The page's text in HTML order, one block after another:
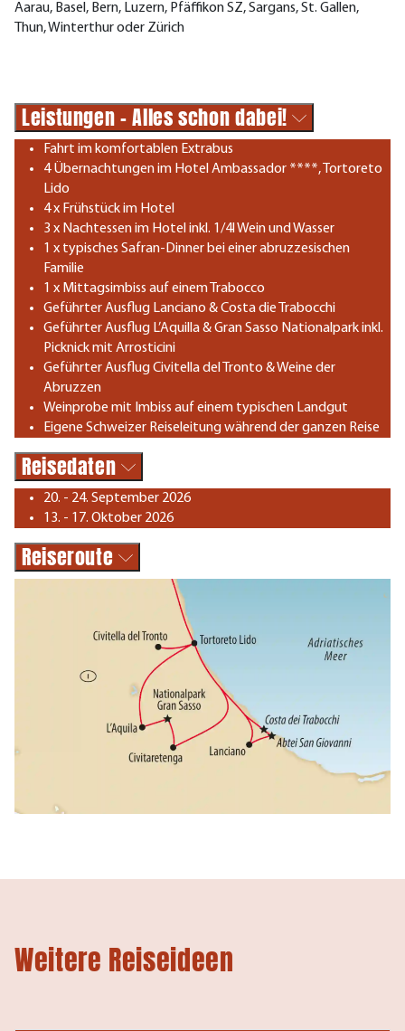
Aarau, Basel, Bern, Luzern, Pfäffikon SZ, Sargans, St. Gallen,
Thun, Winterthur oder Zürich
Leistungen - Alles schon dabei!
Fahrt im komfortablen Extrabus
4 Übernachtungen im Hotel Ambassador ****, Tortoreto
Lido
4 x Frühstück im Hotel
3 x Nachtessen im Hotel inkl. 1/4l Wein und Wasser
1 x typisches Safran-Dinner bei einer abruzzesischen
Familie
1 x Mittagsimbiss auf einem Trabocco
Geführter Ausflug Lanciano & Costa die Trabocchi
Geführter Ausflug L’Aquilla & Gran Sasso Nationalpark inkl.
Picknick mit Arrosticini
Geführter Ausflug Civitella del Tronto & Weine der
Abruzzen
Weinprobe mit Imbiss auf einem typischen Landgut
Eigene Schweizer Reiseleitung während der ganzen Reise
Reisedaten
20. - 24. September 2026
13. - 17. Oktober 2026
Reiseroute
Weitere Reiseideen